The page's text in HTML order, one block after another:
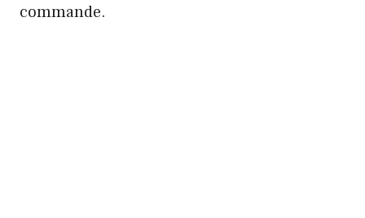
commande.